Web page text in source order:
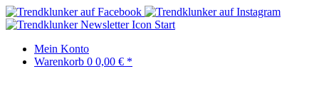
Start
Mein Konto
Warenkorb 0 0,00 € *